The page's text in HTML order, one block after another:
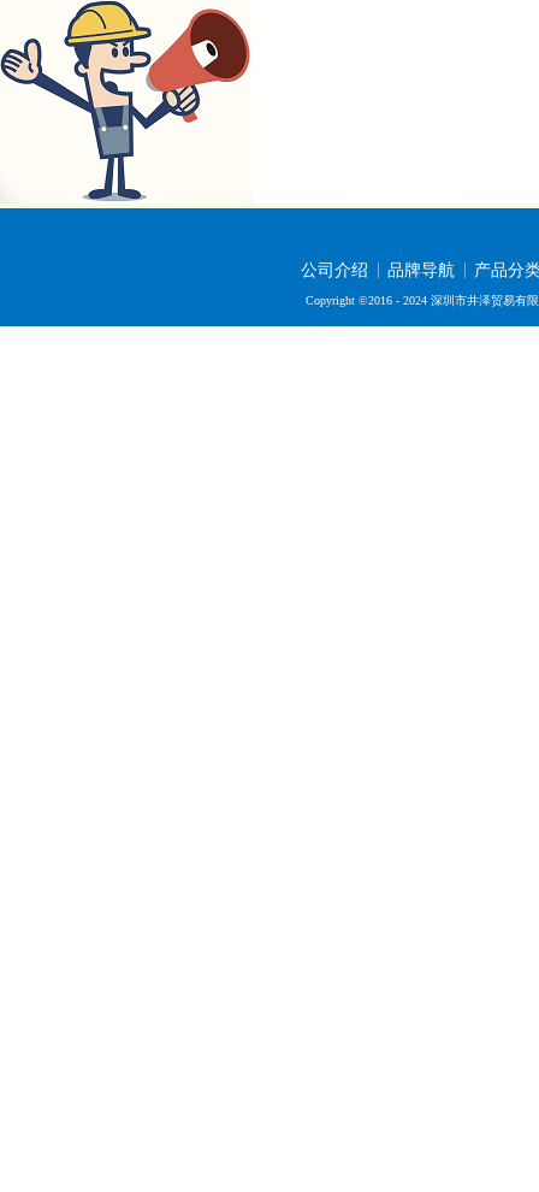
公司介绍 品牌导航 产品分
Copyright ©2016 - 2024 深圳市井泽贸易有